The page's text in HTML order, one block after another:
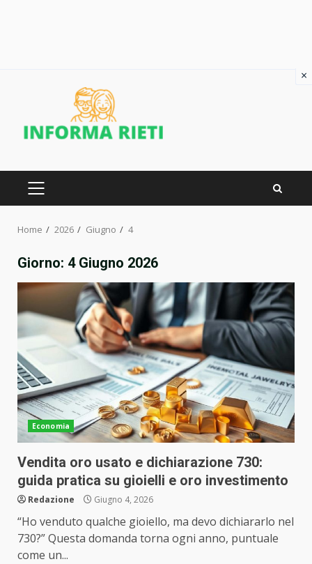
PRIMARY
Home 2026 Giugno 4
Giorno: 4 Giugno 2026
Economia
Vendita oro usato e dichiarazione 730:
guida pratica su gioielli e oro investimento
Redazione Giugno 4, 2026
“Ho venduto qualche gioiello, ma devo dichiararlo nel
730?” Questa domanda torna ogni anno, puntuale
come un...
×